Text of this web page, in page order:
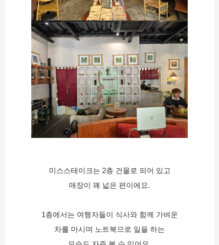
미스스테이크는 2층 건물로 되어 있고
매장이 꽤 넓은 편이에요.
1층에서는 여행자들이 식사와 함께 가벼운
차를 마시며 노트북으로 일을 하는